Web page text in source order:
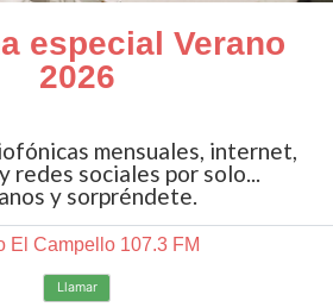
especial Verano
2026
mensuales, internet,
sociales por solo...
y sorpréndete.
El Campello 107.3 FM
Llamar